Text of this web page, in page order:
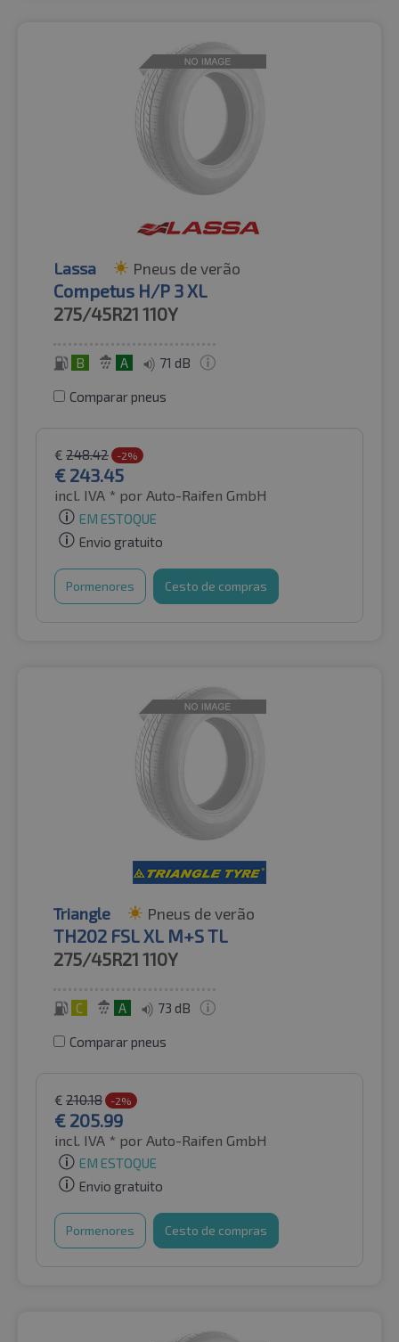
Lassa Pneus de verão
Competus H/P 3 XL
275/45R21 110Y
B A 71 dB
Comparar pneus
€ 248.42 -2%
€ 243.45
incl. IVA * por Auto-Raifen GmbH
EM ESTOQUE
Envio gratuito
Pormenores Cesto de compras
Triangle Pneus de verão
TH202 FSL XL M+S TL
275/45R21 110Y
C A 73 dB
Comparar pneus
€ 210.18 -2%
€ 205.99
incl. IVA * por Auto-Raifen GmbH
EM ESTOQUE
Envio gratuito
Pormenores Cesto de compras